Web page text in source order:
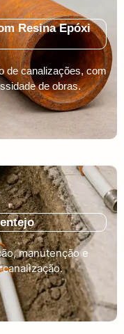
Resina Epóxi
de canalizações, com
de obras.
manutenção e